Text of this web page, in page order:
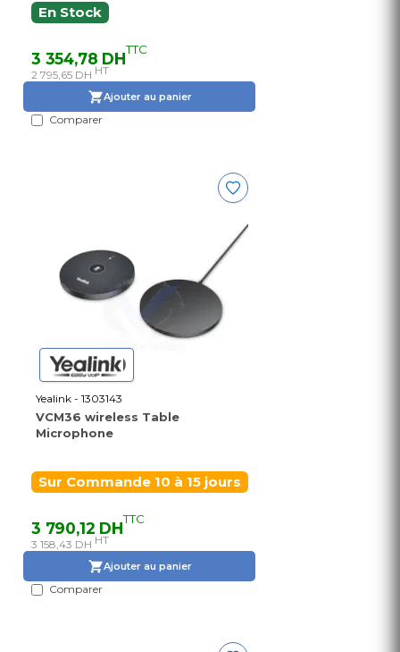
En Stock
3 354,78 DHTTC
2 795,65 DH HT
Ajouter au panier
Comparer
Yealink - 1303143
VCM36 wireless Table
Microphone
Sur Commande 10 à 15 jours
3 790,12 DHTTC
3 158,43 DH HT
Ajouter au panier
Comparer